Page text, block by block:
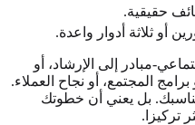
حقيقية.
ثلاثة أدوار واعدة.
مبادر إلى الإرشاد، أو
برامج المجتمع، أو نجاح العملاء.
بل يعني أن خطوتك
تركيزا.